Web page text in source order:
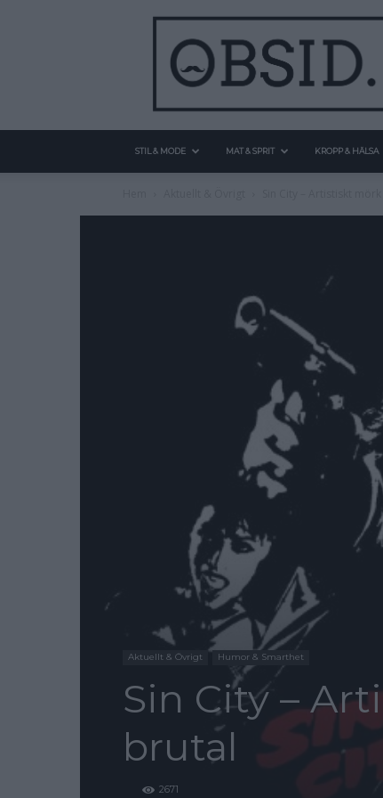
STIL & MODE MAT & SPRIT KROPP & HÄLSA
Aktuellt & Övrigt Humor & Smarthet
Sin City –
brutal
2671